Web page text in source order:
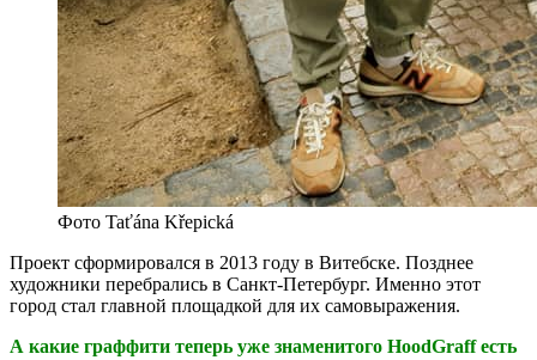
Фото Taťána Křepická
Проект сформировался в 2013 году в Витебске. Позднее
художники перебрались в Санкт-Петербург. Именно этот
город стал главной площадкой для их самовыражения.
А какие граффити теперь уже знаменитого HoodGraff есть